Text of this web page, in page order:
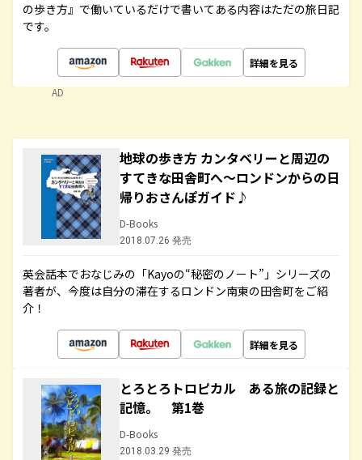
の歩き方』で働いているだけで書いてある内容はただの旅日記
です。
詳細を見る
AD
地球の歩き方 カンタベリーと周辺の
すてきな田舎町へ～ロンドンからの日
帰りおさんぽガイド♪
D-Books
2018.07.26 発売
英会話本でおなじみの「Kayoの“秘密のノート”」シリーズの
著者が、今度は自分の滞在するロンドン南東の田舎町をご紹
介！
詳細を見る
とろとろトロピカル ある旅の記録と
記憶。 第1巻
D-Books
2018.03.29 発売